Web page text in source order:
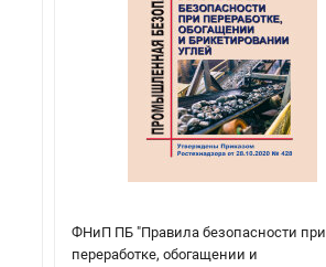
ФНиП ПБ "Правила безопасности при
переработке, обогащении и